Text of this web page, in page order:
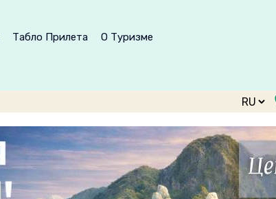
Табло Прилета
О Туризме